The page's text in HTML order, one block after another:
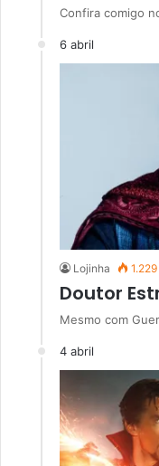
Confira comigo
6 abril
Lojinha 1.229
Doutor
Mesmo com
4 abril